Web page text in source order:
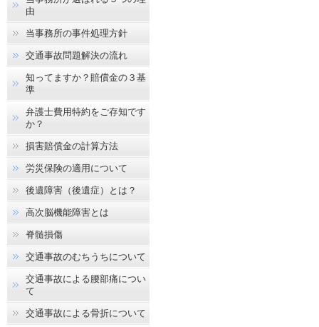
由
当事務所の事件処理方針
交通事故問題解決の流れ
知ってますか？賠償金の３基
準
弁護士費用特約をご存知です
か？
損害賠償金の計算方法
労災保険の適用について
後遺障害（後遺症）とは？
高次脳機能障害とは
脊髄損傷
交通事故のむちうちについて
交通事故による腰部痛につい
て
交通事故による骨折について